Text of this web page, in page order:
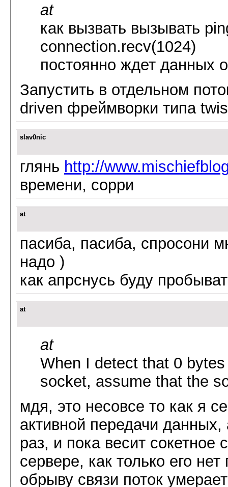
at
как вызвать вызывать
connection.recv(1024)
постоянно ждет данных
Запустить в отдельном
driven фреймворки типа
slav0nic
глянь http://
времени, сорри
at
пасиба, пасиба, спросони
надо )
как апрснусь буду
at
at
When I detect that 0
socket, assume that the
мдя, это несовсе то как я
активной передачи
раз, и пока весит сокетное
сервере, как только его
обрыву связи поток умерает